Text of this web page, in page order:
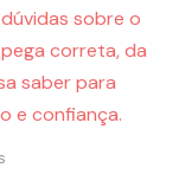
sobre o
correta, da
saber para
e confiança.